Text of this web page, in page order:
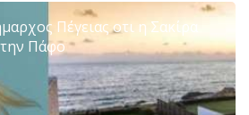
Πέγειας οτι η Σακίρα
Πάφο